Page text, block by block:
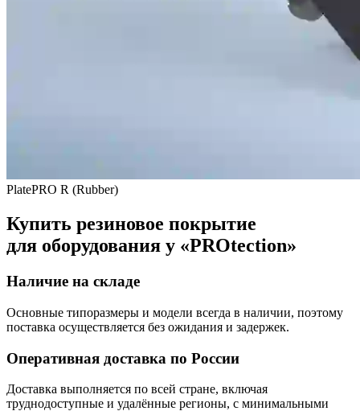
PlatePRO R (Rubber)
Купить резиновое покрытие
для оборудования у «PROtection»
Наличие на складе
Основные типоразмеры и модели всегда в наличии, поэтому
поставка осуществляется без ожидания и задержек.
Оперативная доставка по России
Доставка выполняется по всей стране, включая
труднодоступные и удалённые регионы, с минимальными